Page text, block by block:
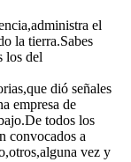
el
la tierra.Sabes
los del
dió señales
empresa de
todos los
convocados a
vez y